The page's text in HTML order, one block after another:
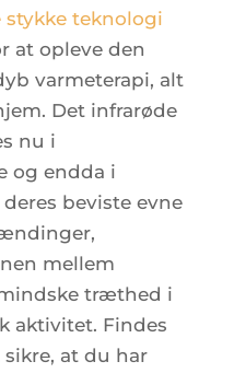
teknologi
at opleve den
varmeterapi, alt
Det infrarøde
nu i
og endda i
beviste evne
mellem
træthed i
aktivitet. Findes
at du har